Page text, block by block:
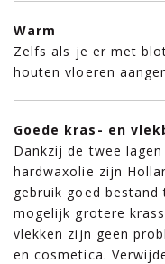
Warm
Zelfs als je er met
houten vloeren
Goede kras- en
Dankzij de twee
hardwaxolie zijn
gebruik goed
mogelijk grotere
vlekken zijn geen
en cosmetica.